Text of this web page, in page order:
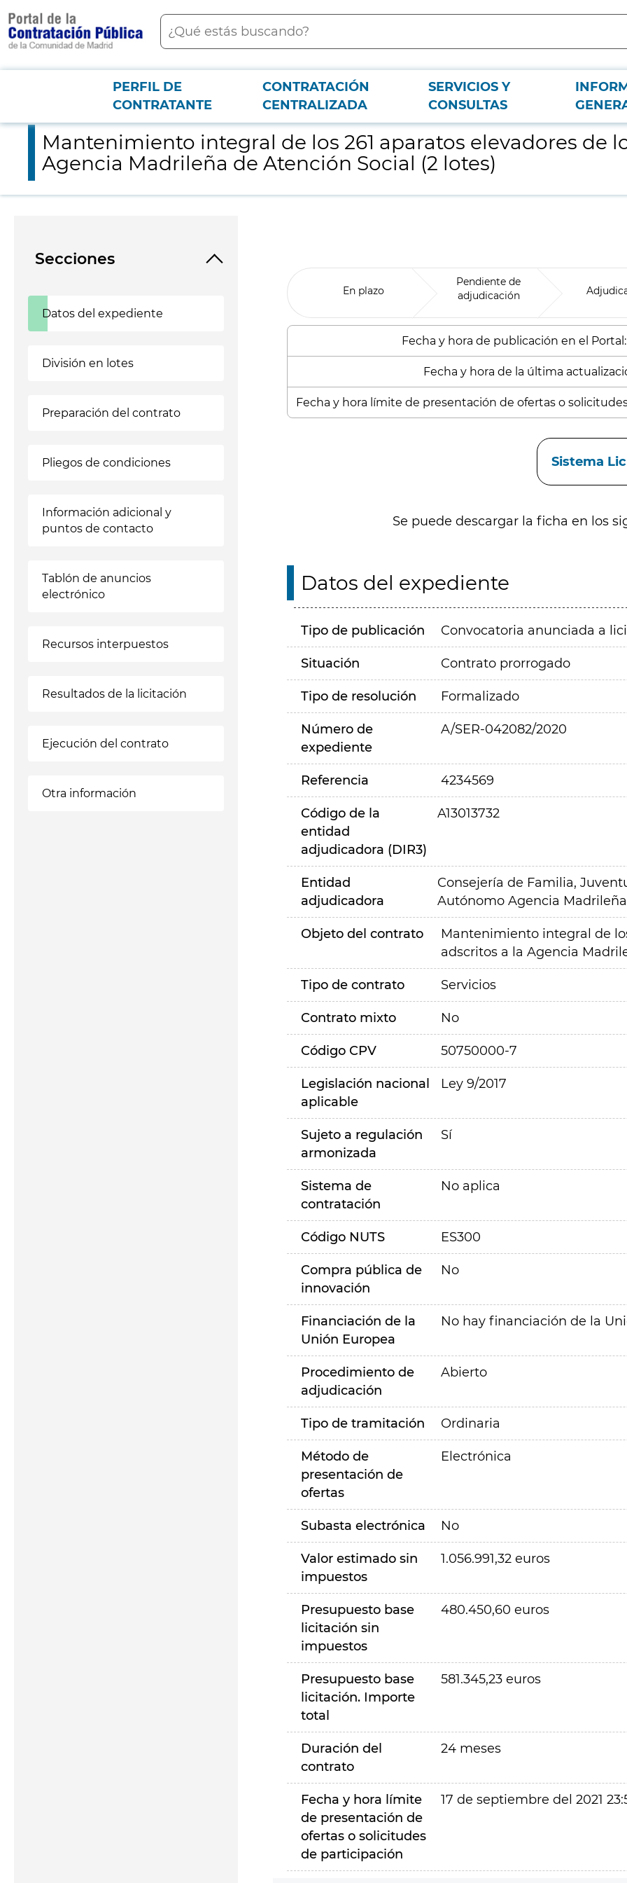
contenido
principal
Buscar
Menú PCON
PERFIL DE
CONTRATANTE
CONTRATACIÓN
CENTRALIZADA
SERVICIOS Y
CONSULTAS
Mantenimiento integral de los 261 aparatos elevadores de los centros adscritos a la Agencia Madrileña de Atención Social (2 lotes)
Mantenimiento integral de los 261 aparatos elevadores de
Agencia Madrileña de Atención Social (2 lotes)
Secciones
Datos del expediente
División en lotes
Preparación del contrato
Pliegos de condiciones
Información adicional y
puntos de contacto
Tablón de anuncios
electrónico
Recursos interpuestos
Resultados de la licitación
Ejecución del contrato
Otra información
En plazo
Pendiente de
adjudicación
Fecha y hora de publicación en el
Fecha y hora de la última
Fecha y hora límite de presentación de ofertas o
Sistema
Se puede descargar la ficha en los
Datos del expediente
Tipo de publicación Convocatoria anunciada a
Situación Contrato prorrogado
Tipo de resolución Formalizado
Número de
expediente
A/SER-042082/2020
Referencia 4234569
Código de la
entidad
adjudicadora (DIR3)
A13013732
Entidad
adjudicadora
Consejería de Familia,
Autónomo Agencia
Objeto del contrato
Mantenimiento integral de
adscritos a la Agencia
Tipo de contrato Servicios
Contrato mixto No
Código CPV 50750000-7
Legislación nacional
aplicable
Ley 9/2017
Sujeto a regulación
armonizada
Sí
Sistema de
contratación
No aplica
Código NUTS ES300
Compra pública de
innovación
No
Financiación de la
Unión Europea
No hay financiación de la
Procedimiento de
adjudicación
Abierto
Tipo de tramitación Ordinaria
Método de
presentación de
ofertas
Electrónica
Subasta electrónica No
Valor estimado sin
impuestos
1.056.991,32 euros
Presupuesto base
licitación sin
impuestos
480.450,60 euros
Presupuesto base
licitación. Importe
total
581.345,23 euros
Duración del
contrato
24 meses
Fecha y hora límite
de presentación de
ofertas o solicitudes
de participación
17 de septiembre del 2021